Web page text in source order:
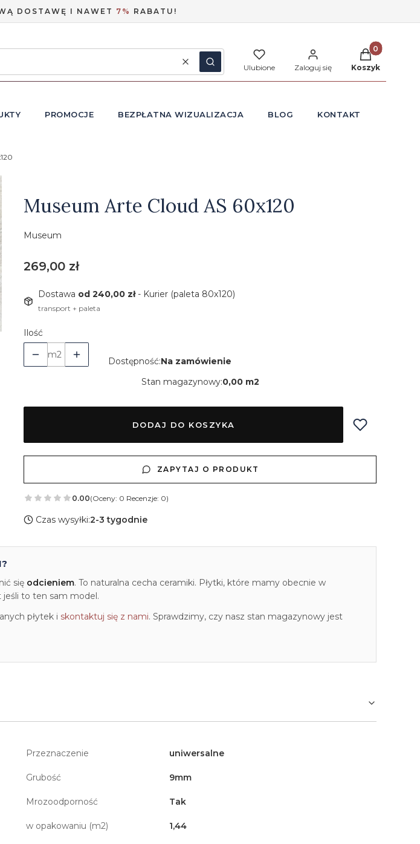
DOSTAWĘ I NAWET 7% RABATU!
WyczyśćSzukaj Ulubione Zaloguj się
Produkty w
Koszyk
PROMOCJE BEZPŁATNA WIZUALIZACJA BLOG KONTAKT
Museum Arte Cloud AS 60x120
Museum
Cena
269,00 zł
Dostawa od 240,00 zł- Kurier (paleta 80x120)
transport + paleta
Ilość
m2
Dostępność:Na zamówienie
Stan magazynowy:0,00 m2
DODAJ DO KOSZYKA
ZAPYTAJ O PRODUKT
0.00(Oceny: 0 Recenzje: 0)
Czas wysyłki:2-3 tygodnie
się odcieniem. To naturalna cecha ceramiki. Płytki, które mamy obecnie w
jeśli to ten sam model.
płytek i skontaktuj się z nami. Sprawdzimy, czy nasz stan magazynowy jest
Przeznaczenie uniwersalne
Grubość 9mm
Mrozoodporność Tak
w opakowaniu (m2) 1,44